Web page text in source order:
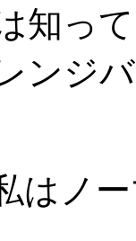
知っ
ンジ
はノ